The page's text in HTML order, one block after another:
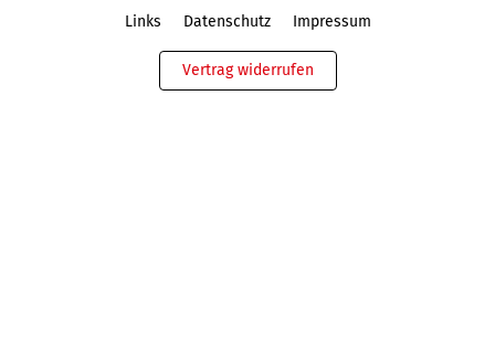
Links Datenschutz Impressum
Vertrag widerrufen